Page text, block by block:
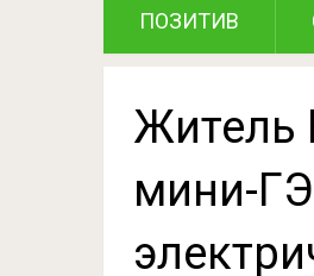
ПОЗИТИВ
Житель
мини-